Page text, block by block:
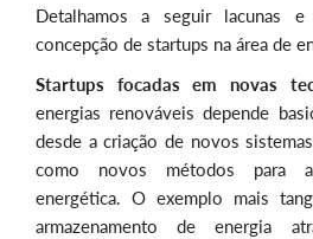
Detalhamos a seguir lacunas
concepção de startups na área de
Startups focadas em novas
energias renováveis depende
desde a criação de novos
como novos métodos para
energética. O exemplo mais
armazenamento de energia